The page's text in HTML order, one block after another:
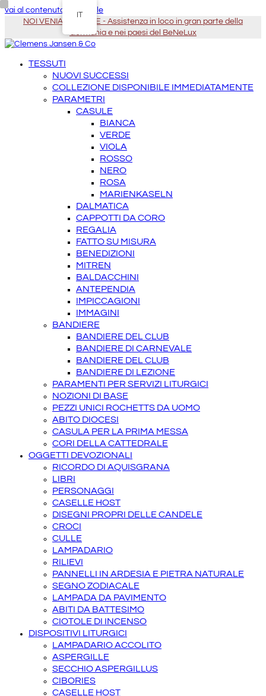
vai al contenuto principale
NOI VENIAMO DA TE - Assistenza in loco in gran parte della
Germania e nei paesi del BeNeLux
TESSUTI
NUOVI SUCCESSI
COLLEZIONE DISPONIBILE IMMEDIATAMENTE
PARAMETRI
CASULE
BIANCA
VERDE
VIOLA
ROSSO
NERO
ROSA
MARIENKASELN
DALMATICA
CAPPOTTI DA CORO
REGALIA
FATTO SU MISURA
BENEDIZIONI
MITREN
BALDACCHINI
ANTEPENDIA
IMPICCAGIONI
IMMAGINI
BANDIERE
BANDIERE DEL CLUB
BANDIERE DI CARNEVALE
BANDIERE DEL CLUB
BANDIERE DI LEZIONE
PARAMENTI PER SERVIZI LITURGICI
NOZIONI DI BASE
PEZZI UNICI ROCHETTS DA UOMO
ABITO DIOCESI
CASULA PER LA PRIMA MESSA
CORI DELLA CATTEDRALE
OGGETTI DEVOZIONALI
RICORDO DI AQUISGRANA
LIBRI
PERSONAGGI
CASELLE HOST
DISEGNI PROPRI DELLE CANDELE
CROCI
CULLE
LAMPADARIO
RILIEVI
PANNELLI IN ARDESIA E PIETRA NATURALE
SEGNO ZODIACALE
LAMPADA DA PAVIMENTO
ABITI DA BATTESIMO
CIOTOLE DI INCENSO
DISPOSITIVI LITURGICI
LAMPADARIO ACCOLITO
ASPERGILLE
SECCHIO ASPERGILLUS
CIBORIES
CASELLE HOST
IT